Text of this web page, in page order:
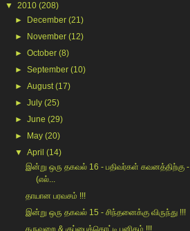
▼ 2010 (208)
►
December (21)
►
November (12)
►October (8)
►September (10)
►August (17)
►July (25)
►June (29)
►
May (20)
▼ April (14)
இன்று ஒரு தகவல் 16 - பதிவர்கள் கவனத்திற்கு -
(எல்...
தாயான பரவசம் !!!
இன்று ஒரு தகவல் 15 - சிந்தனைக்கு விருந்து !!!